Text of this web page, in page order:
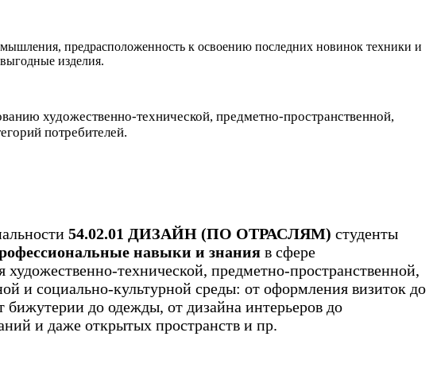
мышления, предрасположенность к освоению последних новинок техники и
изделия.
художественно-технической, предметно-пространственной,
потребителей.
54.02.01 ДИЗАЙН (ПО ОТРАСЛЯМ) студенты
навыки и знанияв сфере
художественно-технической, предметно-пространственной,
и социально-культурной среды: от оформления визиток до
бижутерии до одежды, от дизайна интерьеров до
и даже открытых пространств и пр.